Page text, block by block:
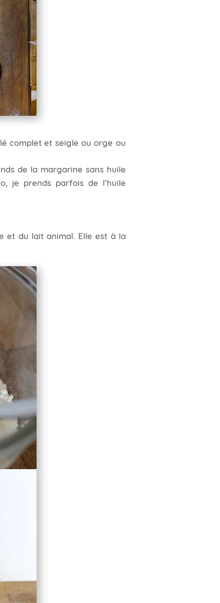
complet et seigle ou orge ou
de la margarine sans huile
je prends parfois de l’huile
et du lait animal. Elle est à la